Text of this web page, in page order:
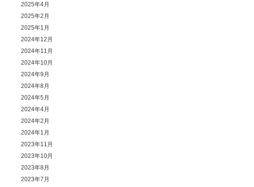
2025年4月
2025年2月
2025年1月
2024年12月
2024年11月
2024年10月
2024年9月
2024年8月
2024年5月
2024年4月
2024年2月
2024年1月
2023年11月
2023年10月
2023年8月
2023年7月